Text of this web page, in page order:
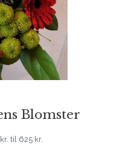
Blomster
til 625 kr.